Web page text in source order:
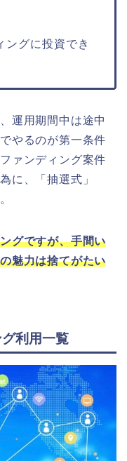
ングに投資でき
運用期間中は途中
やるのが第一条件
ァンディング案件
に、「抽選式」
グですが、手間い
魅力は捨てがたい
利用一覧